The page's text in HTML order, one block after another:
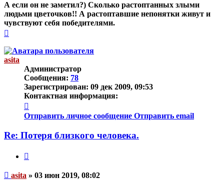
А если он не заметил?) Сколько растоптанных злыми
людьми цветочков!! А растоптавшие непонятки живут и
чувствуют себя победителями.
началу
asita
Администратор
Сообщения: 78
Зарегистрирован: 09 дек 2009, 09:53
Контактная информация:
информация
пользователя
Отправить личное сообщение Отправить email
Re: Потеря близкого человека.
Непрочитанное
asita » 03 июн 2019, 08:02